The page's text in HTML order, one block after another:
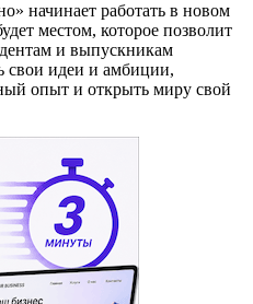
начинает работать в новом
местом, которое позволит
и выпускникам
свои идеи и амбиции,
опыт и открыть миру свой